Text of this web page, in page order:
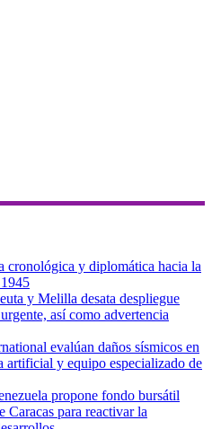
cronológica y diplomática hacia la
y Melilla desata despliegue
así como advertencia
evalúan daños sísmicos en
artificial y equipo especializado de
propone fondo bursátil
Caracas para reactivar la